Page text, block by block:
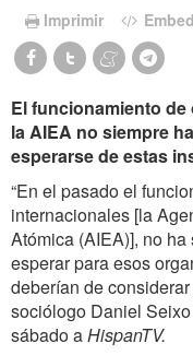
Imprimir Embed
El funcionamiento
la AIEA no siempre
esperarse de estas
“En el pasado el
internacionales [la
Atómica (AIEA)], no
esperar para esos
deberían de
sociólogo Daniel
sábado aHispanTV.